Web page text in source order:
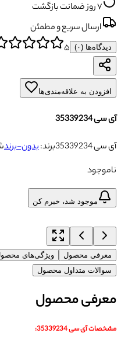
۷ روز ضمانت بازگشت
ارسال سریع و مطمئن
دیدگاه‌ها (۰) ۵
افزودن به علاقه‌مندی‌ها
آی سی 35339234
آی سی 35339234
برند:بدون-برند
ناموجود
موجود شد، خبرم کن
معرفی محصول ویژگی‌های
سوالات متداول محصول
معرفی محصول
مشخصات آی سی 35339234: